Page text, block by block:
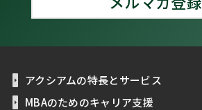
アクシアムの特長とサービス
MBAのためのキャリア支援